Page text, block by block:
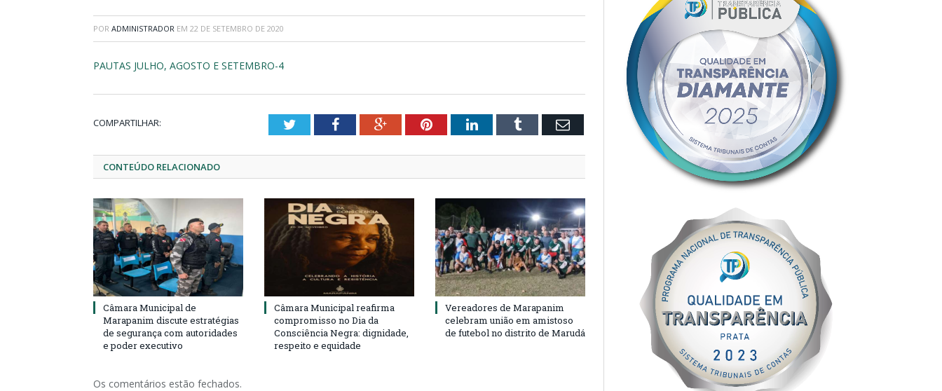
POR ADMINISTRADOR EM 22 DE SETEMBRO DE 2020
PAUTAS JULHO, AGOSTO E SETEMBRO-4
COMPARTILHAR: TwitterFacebookGoogle+PinterestLinkedInTumblr Email
CONTEÚDO RELACIONADO
Câmara Municipal de
Marapanim discute estratégias
de segurança com autoridades
e poder executivo
Câmara Municipal reafirma
compromisso no Dia da
Consciência Negra: dignidade,
respeito e equidade
Vereadores de Marapanim
celebram união em amistoso
de futebol no distrito de Marudá
Os comentários estão fechados.